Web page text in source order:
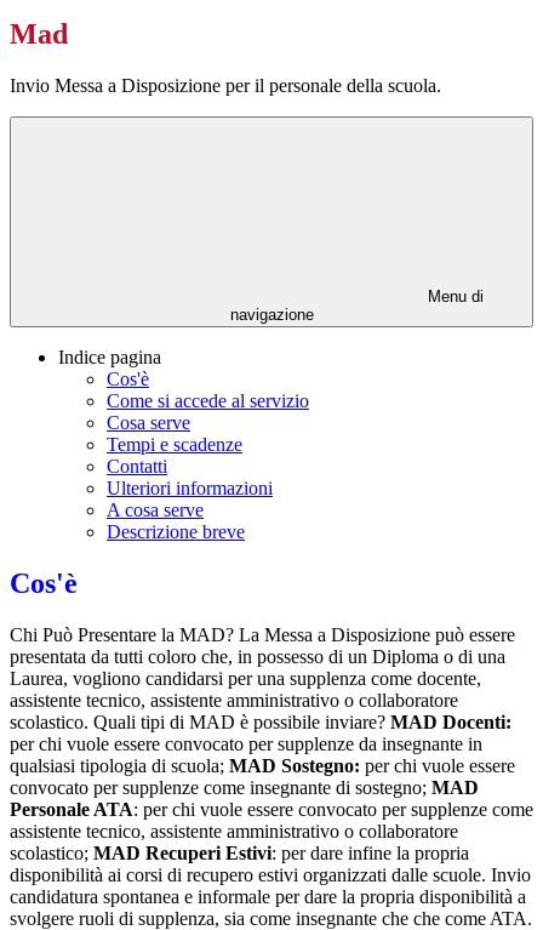
Mad
Invio Messa a Disposizione per il personale della scuola.
Menu di
navigazione
Indice pagina
Cos'è
Come si accede al servizio
Cosa serve
Tempi e scadenze
Contatti
Ulteriori informazioni
A cosa serve
Descrizione breve
Cos'è
Chi Può Presentare la MAD? La Messa a Disposizione può essere
presentata da tutti coloro che, in possesso di un Diploma o di una
Laurea, vogliono candidarsi per una supplenza come docente,
assistente tecnico, assistente amministrativo o collaboratore
scolastico. Quali tipi di MAD è possibile inviare? MAD Docenti:
per chi vuole essere convocato per supplenze da insegnante in
qualsiasi tipologia di scuola; MAD Sostegno: per chi vuole essere
convocato per supplenze come insegnante di sostegno; MAD
Personale ATA: per chi vuole essere convocato per supplenze come
assistente tecnico, assistente amministrativo o collaboratore
scolastico; MAD Recuperi Estivi: per dare infine la propria
disponibilità ai corsi di recupero estivi organizzati dalle scuole. Invio
candidatura spontanea e informale per dare la propria disponibilità a
svolgere ruoli di supplenza, sia come insegnante che che come ATA.